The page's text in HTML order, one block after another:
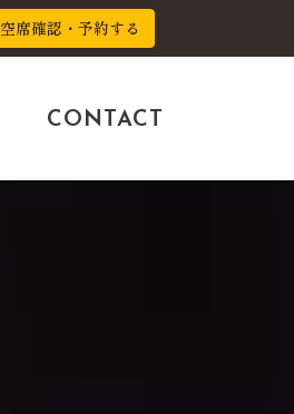
空席確認・予約する
CONTACT